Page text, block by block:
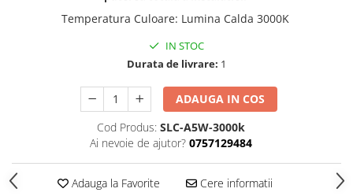
Iluminat terasa si curte
Iluminat hala industriala
Benzi Led
Promotii
Temperatura Culoare: Lumina Calda 3000K
IN STOC
Durata de livrare: 1
ADAUGA IN COS
Cod Produs: SLC-A5W-3000k
Ai nevoie de ajutor? 0757129484
Adauga la Favorite Cere informatii